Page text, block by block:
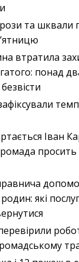
та шквали
втратила
понад
Іван
просить
родин: які